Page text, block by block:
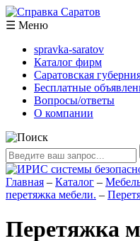
☰ Меню
spravka-saratov
Каталог фирм
Саратовская
Бесплатные
Вопросы/ответы
О компании
Главная – Каталог –
перетяжка мебели. –
Перетяжка